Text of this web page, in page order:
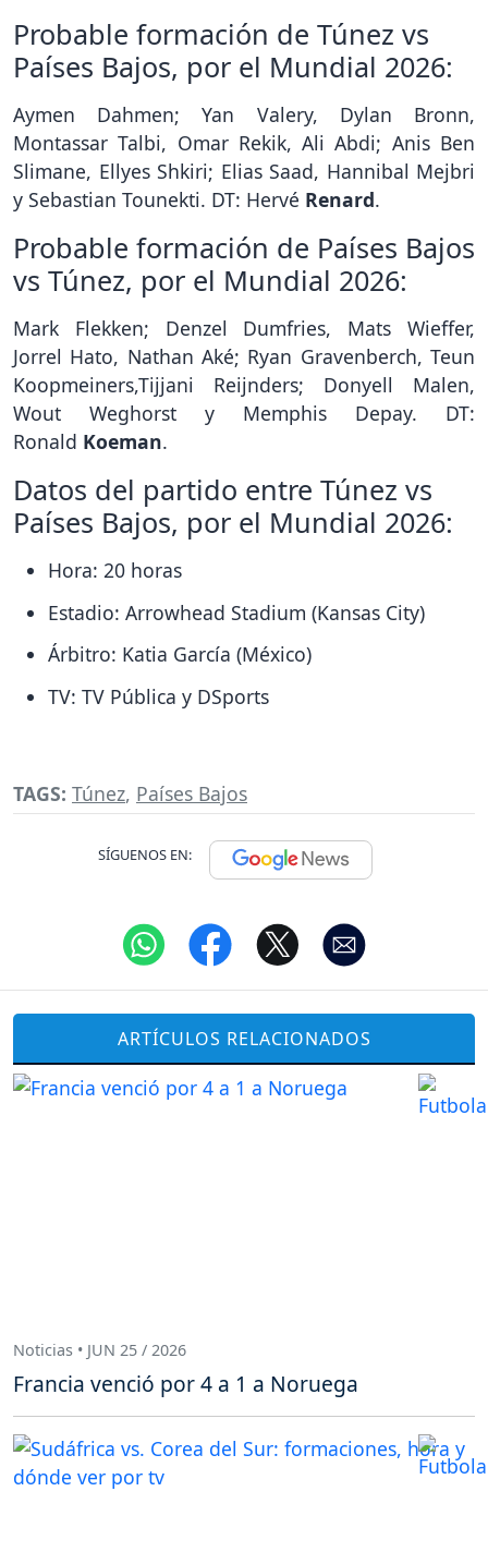
Probable formación de Túnez vs
Países Bajos, por el Mundial 2026:
Aymen Dahmen; Yan Valery, Dylan Bronn,
Montassar Talbi, Omar Rekik, Ali Abdi; Anis Ben
Slimane, Ellyes Shkiri; Elias Saad, Hannibal Mejbri
y Sebastian Tounekti. DT: Hervé Renard.
Probable formación de Países Bajos
vs Túnez, por el Mundial 2026:
Mark Flekken; Denzel Dumfries, Mats Wieffer,
Jorrel Hato, Nathan Aké; Ryan Gravenberch, Teun
Koopmeiners,Tijjani Reijnders; Donyell Malen,
Wout Weghorst y Memphis Depay. DT:
Ronald Koeman.
Datos del partido entre Túnez vs
Países Bajos, por el Mundial 2026:
Hora: 20 horas
Estadio: Arrowhead Stadium (Kansas City)
Árbitro: Katia García (México)
TV: TV Pública y DSports
TAGS: Túnez, Países Bajos
SÍGUENOS EN:
ARTÍCULOS RELACIONADOS
Noticias • JUN 25 / 2026
Francia venció por 4 a 1 a Noruega